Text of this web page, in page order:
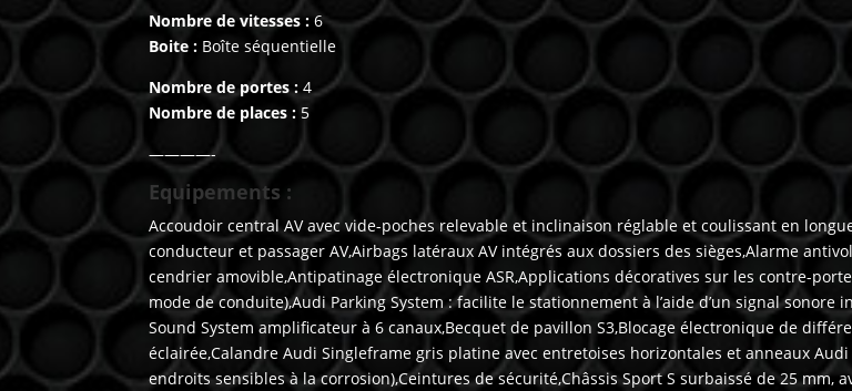
Nombre de vitesses : 6
Boite : Boîte séquentielle
Nombre de portes :4
Nombre de places : 5
————-
Equipements :
Accoudoir central AV avec vide-poches relevable et inclinaison réglable et coulissant en
conducteur et passager AV,Airbags latéraux AV intégrés aux dossiers des sièges,Alarme
cendrier amovible,Antipatinage électronique ASR,Applications décoratives sur les contre-
mode de conduite),Audi Parking System : facilite le stationnement à l’aide d’un signal
Sound System amplificateur à 6 canaux,Becquet de pavillon S3,Blocage électronique de
éclairée,Calandre Audi Singleframe gris platine avec entretoises horizontales et anneaux
endroits sensibles à la corrosion),Ceintures de sécurité,Châssis Sport S surbaissé de 25 mm,